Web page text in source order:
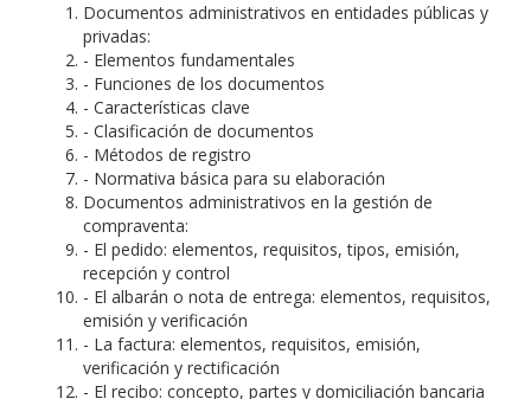
Documentos administrativos en entidades públicas y
privadas:
- Elementos fundamentales
- Funciones de los documentos
- Características clave
- Clasificación de documentos
- Métodos de registro
- Normativa básica para su elaboración
Documentos administrativos en la gestión de
compraventa:
- El pedido: elementos, requisitos, tipos, emisión,
recepción y control
- El albarán o nota de entrega: elementos, requisitos,
emisión y verificación
- La factura: elementos, requisitos, emisión,
verificación y rectificación
- El recibo: concepto, partes y domiciliación bancaria